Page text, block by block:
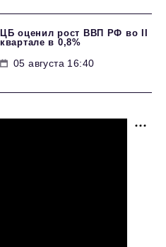
ЦБ оценил рост ВВП РФ во II
квартале в 0,8%
05 августа 16:40